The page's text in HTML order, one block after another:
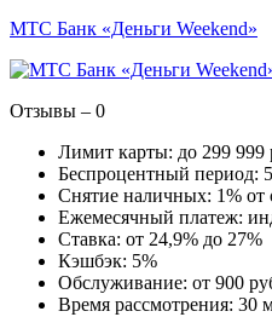
МТС Банк «Деньги Weekend»
Отзывы – 0
Лимит карты: до 299 999
Беспроцентный период:
Снятие наличных: 1%
Ежемесячный платеж:
Ставка: от 24,9% до 27%
Кэшбэк: 5%
Обслуживание: от 900
Время рассмотрения: 30